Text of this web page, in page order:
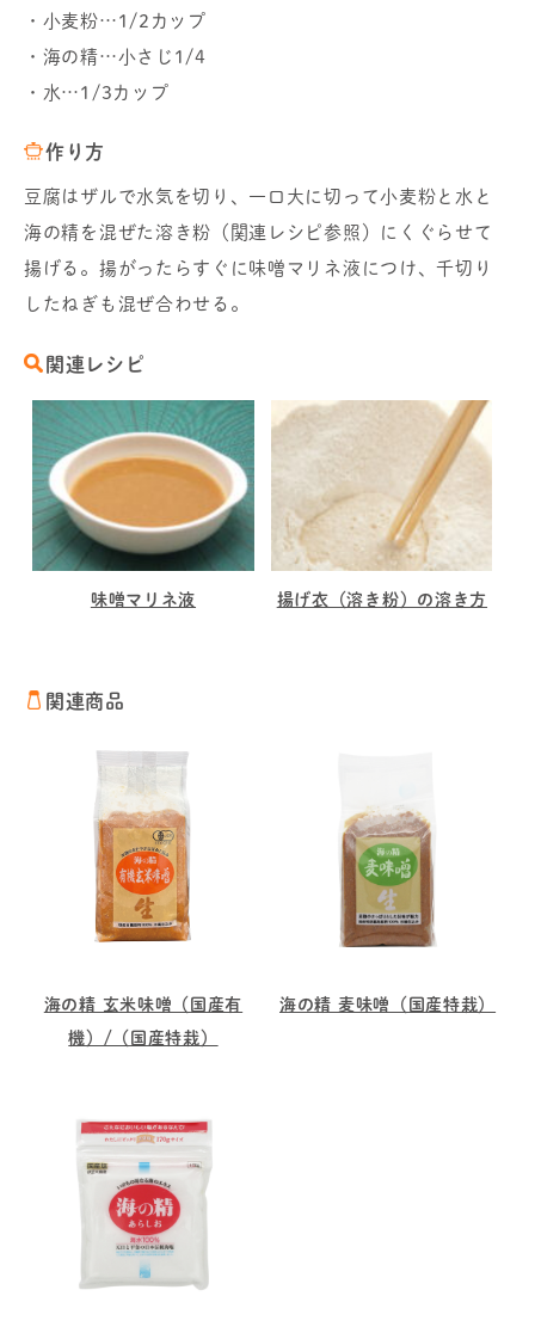
・小麦粉…1/2カップ
・海の精…小さじ1/4
・水…1/3カップ
作り方
豆腐はザルで水気を切り、一口大に切って小麦粉と水と
海の精を混ぜた溶き粉（関連レシピ参照）にくぐらせて
揚げる。揚がったらすぐに味噌マリネ液につけ、千切り
したねぎも混ぜ合わせる。
関連レシピ
味噌マリネ液 揚げ衣（溶き粉）の溶き方
関連商品
海の精 玄米味噌（国産有
機）/（国産特栽）
海の精 麦味噌（国産特栽）